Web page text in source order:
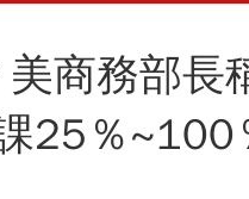
商務部長
25％~100